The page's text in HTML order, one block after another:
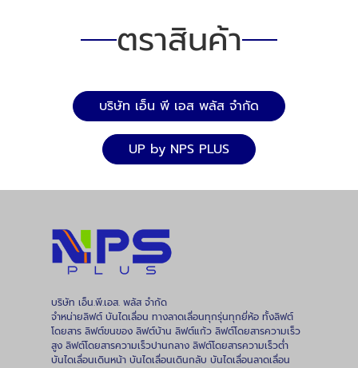
ตราสินค้า
บริษัท เอ็น พี เอส พลัส จำกัด
UP by NPS PLUS
บริษัท เอ็น.พี.เอส. พลัส จำกัด
จำหน่ายลิฟต์ บันไดเลื่อน ทางลาดเลื่อนทุกรุ่นทุกยี่ห้อ ทั้งลิฟต์
โดยสาร ลิฟต์ขนของ ลิฟต์บ้าน ลิฟต์แก้ว ลิฟต์โดยสารความเร็ว
สูง ลิฟต์โดยสารความเร็วปานกลาง ลิฟต์โดยสารความเร็วต่ำ
บันไดเลื่อนเดินหน้า บันไดเลื่อนเดินกลับ บันไดเลื่อนลาดเลื่อน